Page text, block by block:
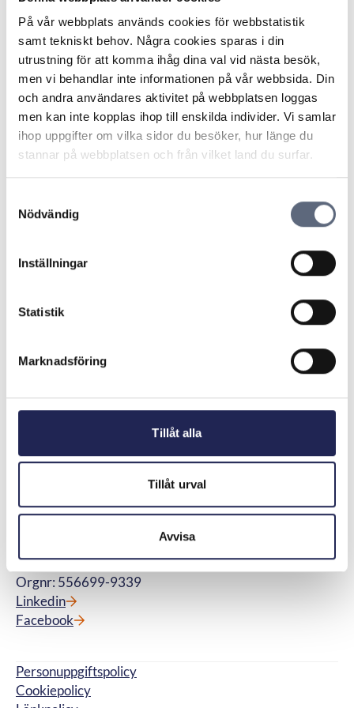
På vår webbplats används cookies för webbstatistik
samt tekniskt behov. Några cookies sparas i din
utrustning för att komma ihåg dina val vid nästa besök,
men vi behandlar inte informationen på vår webbsida. Din
och andra användares aktivitet på webbplatsen loggas
men kan inte kopplas ihop till enskilda individer. Vi samlar
ihop uppgifter om vilka sidor du besöker, hur länge du
stannar på webbplatsen och från vilket land du surfar.
Nödvändig
Inställningar
Statistik
Marknadsföring
Tillåt alla
Tillåt urval
Avvisa
data.
Senast uppdaterad:2025-10-30
Dela sidan
Dela sidan på Facebook
Dela sidan på Linkedin
Skriv ut sidan
kostnadsfri vägledning till konsumenter om
för fiberanslutning och vi hanterar
Meny
Kontakta oss
Nyhetsbrev
Operatörer
Ordlista
Domar och beslut
Kontakt
111 24 Stockholm
Orgnr: 556699-9339
Linkedin
Facebook
Personuppgiftspolicy
Cookiepolicy